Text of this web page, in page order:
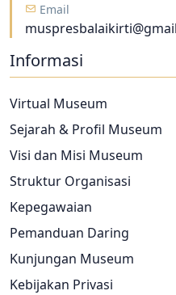
Email
Informasi
Virtual Museum
Sejarah & Profil Museum
Visi dan Misi Museum
Struktur Organisasi
Kepegawaian
Pemanduan Daring
Kunjungan Museum
Kebijakan Privasi